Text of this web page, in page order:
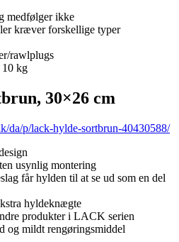
medfølger ikke
kræver forskellige typer
rawlplugs
10 kg
30×26 cm
da/p/lack-hylde-sortbrun-40430588/
usynlig montering
får hylden til at se ud som en del
hyldeknægte
produkter i LACK serien
og mildt rengøringsmiddel